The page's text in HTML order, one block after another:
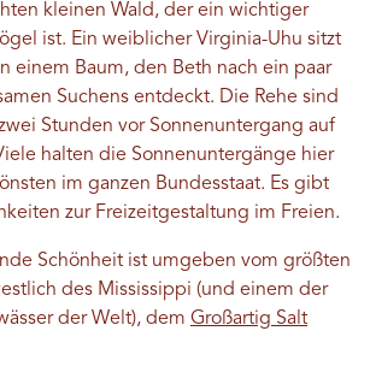
kleinen Wald, der ein wichtiger
ist. Ein weiblicher Virginia-Uhu sitzt
einem Baum, den Beth nach ein paar
Suchens entdeckt. Die Rehe sind
Stunden vor Sonnenuntergang auf
halten die Sonnenuntergänge hier
im ganzen Bundesstaat. Es gibt
zur Freizeitgestaltung im Freien.
Schönheit ist umgeben vom größten
des Mississippi (und einem der
der Welt), dem Großartig Salt